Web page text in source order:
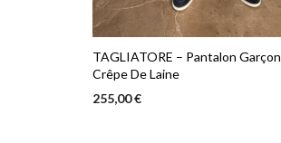
TAGLIATORE – Pantalon Garçon
Crêpe De Laine
255,00€